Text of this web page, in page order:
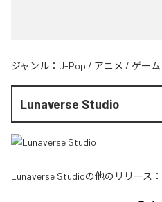
ジャンル： J-Pop / アニメ / ゲーム
Lunaverse Studio
Lunaverse Studioの他のリリース：